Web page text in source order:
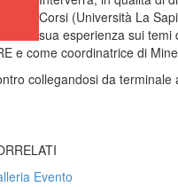
Corsi (Università La
sua esperienza sui
e come coordinatrice di
collegandosi da terminale
Evento